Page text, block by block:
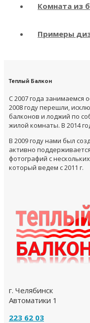
Комната из
Примеры
Теплый Балкон
С 2007 года занимаемся
2008 году перешли,
балконов и лоджий по
жилой комнаты. В 2014
В 2009 году нами был
активно
фотографий с
который ведем с 2011 г.
г. Челябинск
Автоматики 1
223 62 03